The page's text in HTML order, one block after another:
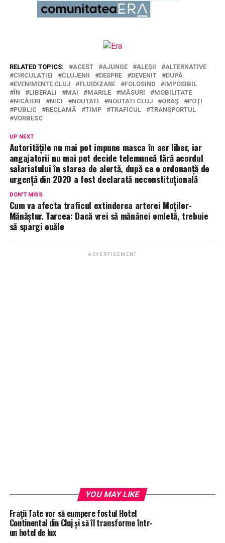
RELATED TOPICS: ACEST AJUNGE ALEȘII
ALTERNATIVE
CIRCULAȚIEI
CLUJENII DESPRE DEVENIT
DUPĂ
EVENIMENTE CLUJ
FLUIDIZARE FOLOSIND
IMPOSIBIL
ÎN
LIBERALI MAI MARILE MĂSURI
MOBILITATE
NICĂIERI
NICI NOUTATI NOUTATI CLUJ ORAŞ
POŢI
PUBLIC
RECLAMĂ TIMP TRAFICUL
TRANSPORTUL
VORBESC
UP NEXT
Autoritățile nu mai pot impune masca în aer liber, iar
angajatorii nu mai pot decide telemuncă fără acordul
salariatului în starea de alertă, după ce o ordonanță de
urgență din 2020 a fost declarată neconstituțională
DON'T MISS
Cum va afecta traficul extinderea arterei Moților-
Mănăștur. Tarcea: Dacă vrei să mănânci omletă, trebuie
să spargi ouăle
ADVERTISEMENT
YOU MAY LIKE
Frații Tate vor să cumpere fostul Hotel
Continental din Cluj și să îl transforme într-
un hotel de lux